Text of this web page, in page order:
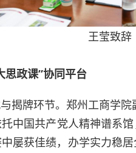
王莹致辞
思政课”协同平台
揭牌环节。郑州工商学
中国共产党人精神谱系
屡获佳绩，办学实力稳